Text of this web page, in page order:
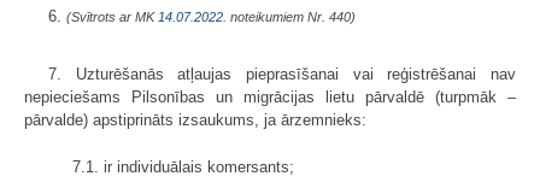
6. (Svītrots ar MK 14.07.2022. noteikumiem Nr. 440)
7. Uzturēšanās atļaujas pieprasīšanai vai reģistrēšanai nav
nepieciešams Pilsonības un migrācijas lietu pārvaldē (turpmāk –
pārvalde) apstiprināts izsaukums, ja ārzemnieks:
7.1. ir individuālais komersants;